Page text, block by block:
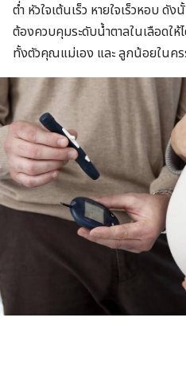
ต่ำ หัวใจเต้นเร็ว หายใจเร็วหอบ
ต้องควบคุมระดับน้ำตาลในเลือดใ
ทั้งตัวคุณแม่เอง และ ลูกน้อยในค